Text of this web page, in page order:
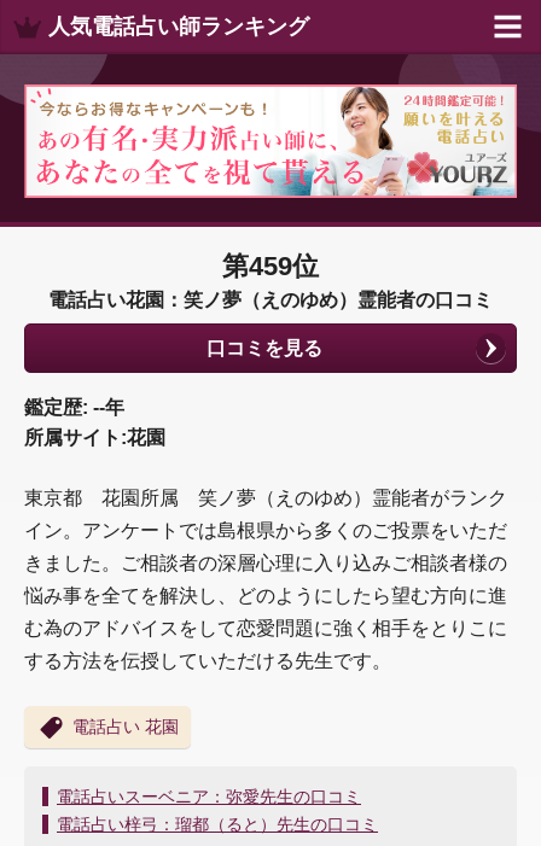
人気電話占い師ランキング
第459位
電話占い花園：笑ノ夢（えのゆめ）霊能者の口コミ
口コミを見る
鑑定歴: --年
所属サイト:花園
東京都 花園所属 笑ノ夢（えのゆめ）霊能者がランク
イン。アンケートでは島根県から多くのご投票をいただ
きました。ご相談者の深層心理に入り込みご相談者様の
悩み事を全てを解決し、どのようにしたら望む方向に進
む為のアドバイスをして恋愛問題に強く相手をとりこに
する方法を伝授していただける先生です。
電話占い 花園
投
稿
電話占いスーベニア：弥愛先生の口コミ
電話占い梓弓：瑠都（ると）先生の口コミ